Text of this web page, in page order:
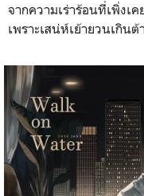
จากความเร่าร้อนที่เพิ่งเ
เพราะเสน่ห์เย้ายวนเกิน